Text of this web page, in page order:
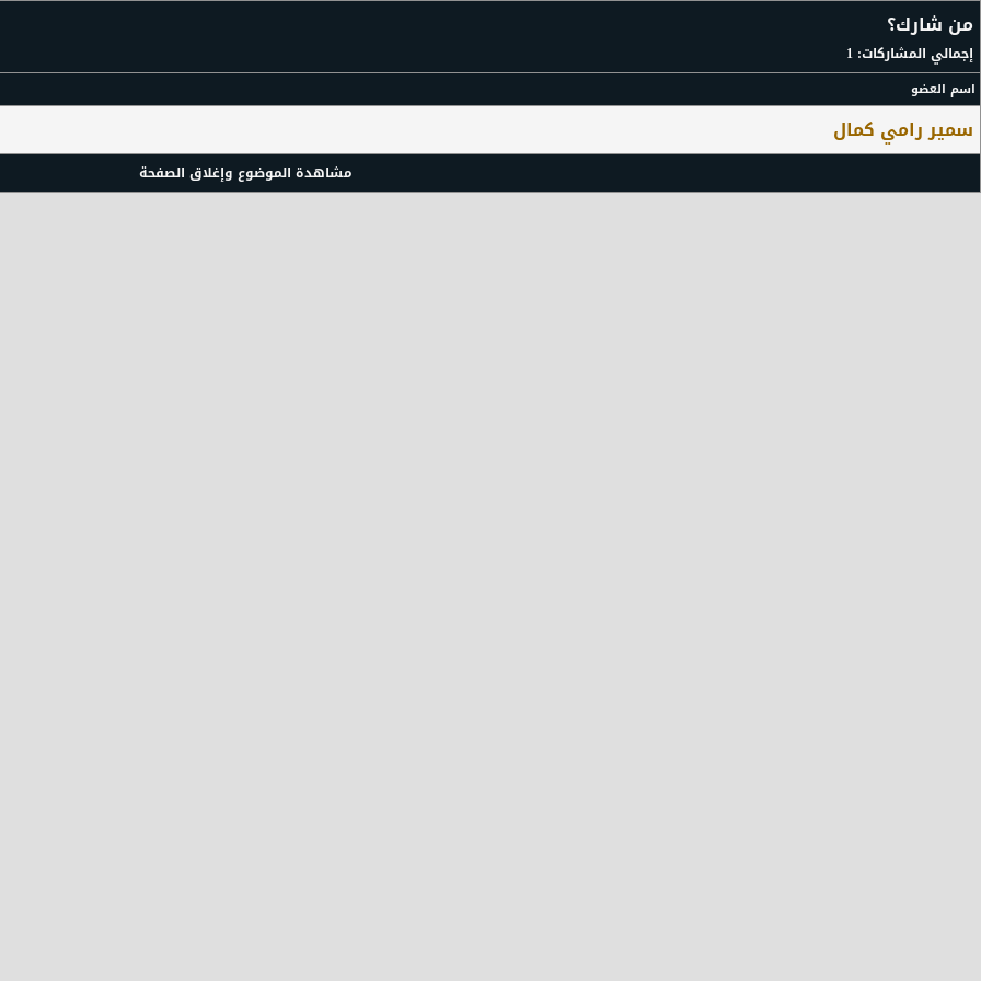
من شارك؟
إجمالي المشاركات: 1
اسم العضو
سمير رامي كمال
مشاهدة الموضوع وإغلاق الصفحة